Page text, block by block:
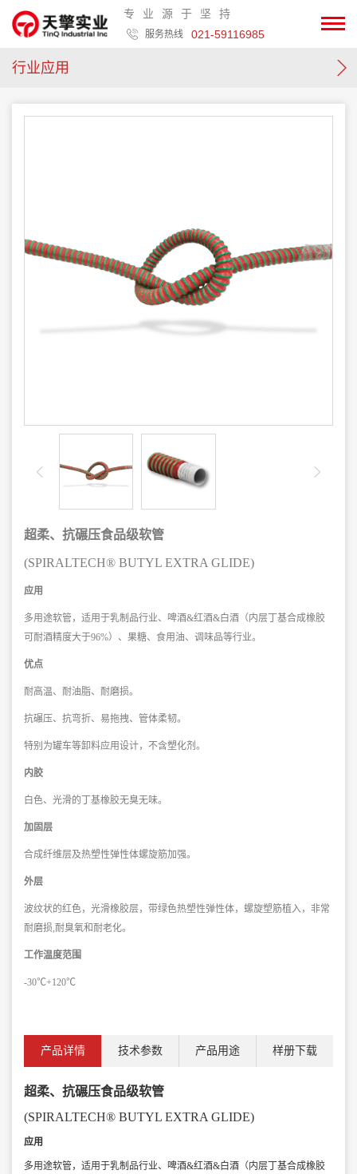
专业源于坚持
服务热线 021-59116985
行业应用
超柔、抗碾压食品级软管
(SPIRALTECH® BUTYL EXTRA GLIDE)
应用
多用途软管，适用于乳制品行业、啤酒&红酒&白酒（内层丁基合成橡胶
可耐酒精度大于96%）、果糖、食用油、调味品等行业。
优点
耐高温、耐油脂、耐磨损。
抗碾压、抗弯折、易拖拽、管体柔韧。
特别为罐车等卸料应用设计，不含塑化剂。
内胶
白色、光滑的丁基橡胶无臭无味。
加固层
合成纤维层及热塑性弹性体螺旋筋加强。
外层
波纹状的红色，光滑橡胶层，带绿色热塑性弹性体， 螺旋塑筋植入，非常
耐磨损,耐臭氧和耐老化。
工作温度范围
-30℃+120℃
产品详情 技术参数 产品用途 样册下载
超柔、抗碾压食品级软管
(SPIRALTECH® BUTYL EXTRA GLIDE)
应用
多用途软管，适用于乳制品行业、啤酒&红酒&白酒（内层丁基合成橡胶